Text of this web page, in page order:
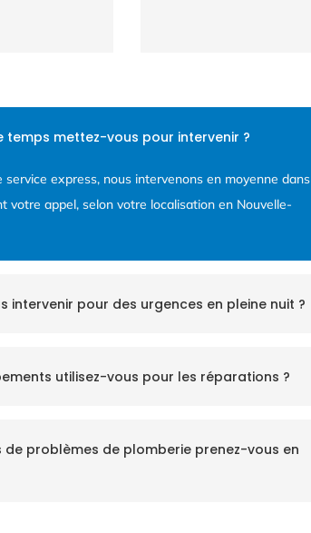
temps mettez-vous pour intervenir ?
service express, nous intervenons en moyenne dans
votre appel, selon votre localisation en Nouvelle-
intervenir pour des urgences en pleine nuit ?
utilisez-vous pour les réparations ?
de problèmes de plomberie prenez-vous en